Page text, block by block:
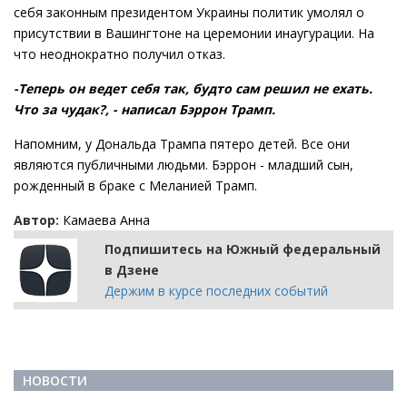
себя законным президентом Украины политик умолял о
присутствии в Вашингтоне на церемонии инаугурации. На
что неоднократно получил отказ.
-Теперь он ведет себя так, будто сам решил не ехать.
Что за чудак?, - написал Бэррон Трамп.
Напомним, у Дональда Трампа пятеро детей. Все они
являются публичными людьми. Бэррон - младший сын,
рожденный в браке с Меланией Трамп.
Автор: Камаева Анна
Подпишитесь на Южный федеральный
в Дзене
Держим в курсе последних событий
НОВОСТИ